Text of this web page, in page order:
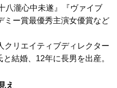
八瀧心中未遂』『ヴァイブ
ミー賞最優秀主演女優賞など
クリエイティブディレクター
結婚、12年に長男を出産。
え